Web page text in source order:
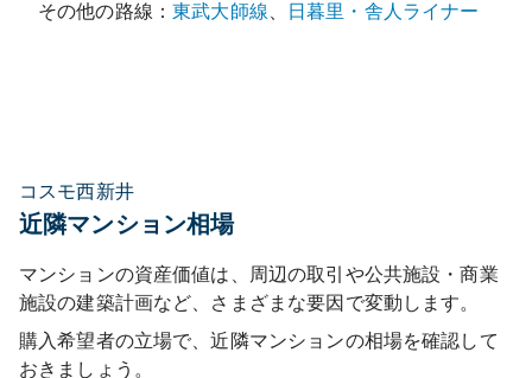
その他の路線：東武大師線 日暮里・舎人ライナー
コスモ西新井
近隣マンション相場
マンションの資産価値は、周辺の取引や公共施設・商業
施設の建築計画など、さまざまな要因で変動します。
購入希望者の立場で、近隣マンションの相場を確認して
おきましょう。